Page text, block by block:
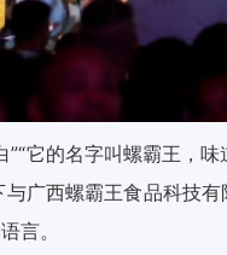
”“它的名字叫螺霸王，
广西螺霸王食品科技
言。